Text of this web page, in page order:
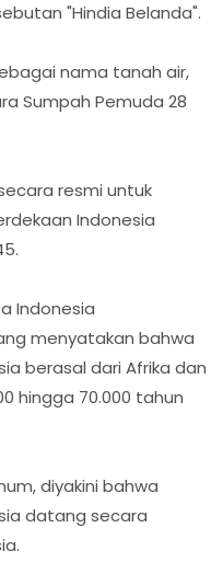
"Hindia Belanda".
nama tanah air,
Sumpah Pemuda 28
resmi untuk
Indonesia
Indonesia
menyatakan bahwa
berasal dari Afrika dan
hingga 70.000 tahun
diyakini bahwa
datang secara